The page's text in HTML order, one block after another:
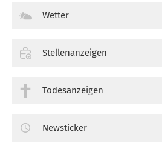
Wetter
Stellenanzeigen
Todesanzeigen
Newsticker